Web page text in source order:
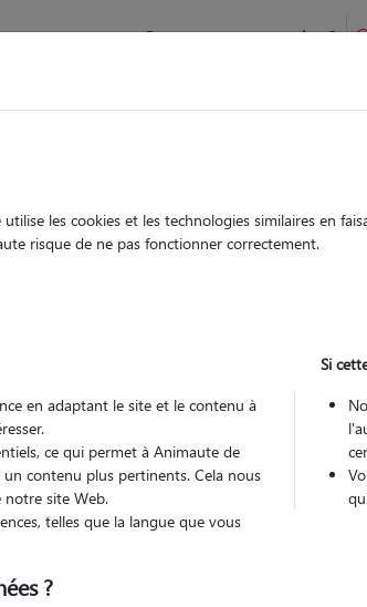
Comment ça marche ?
les cookies et les technologies similaires en
risque de ne pas fonctionner correctement.
en adaptant le site et le contenu à
ce qui permet à Animaute de
contenu plus pertinents. Cela nous
notre site Web.
telles que la langue que vous
Si
?